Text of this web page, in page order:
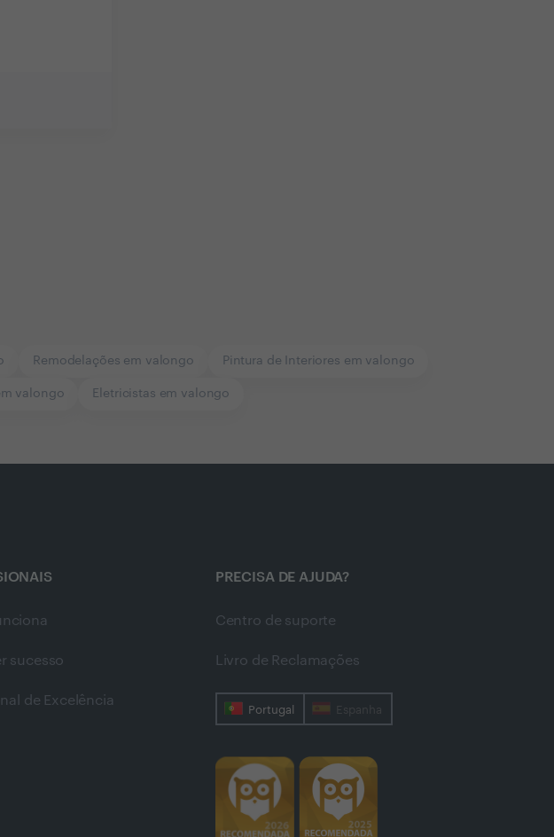
Remodelações em valongo Pintura de Interiores em valongo
valongo Eletricistas em valongo
sucesso
de Excelência
PRECISA DE AJUDA?
Centro de suporte
Livro de Reclamações
Portugal Espanha